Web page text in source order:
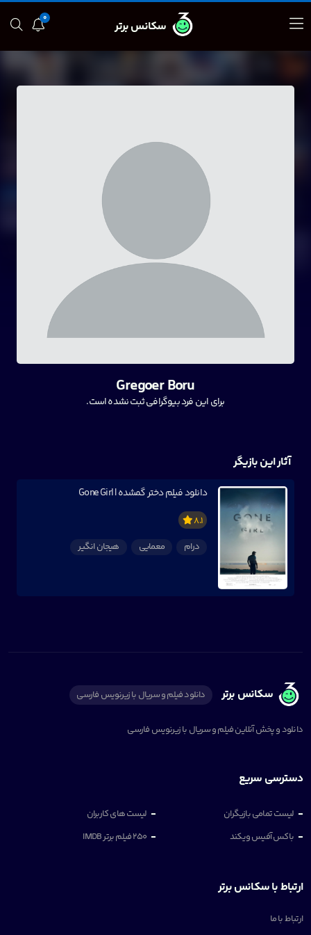
0
سکانس برتر
Gregoer Boru
برای این فرد بیوگرافی ثبت نشده است.
آثار این بازیگر
دانلود فیلم دختر گمشده | Gone Girl
8.1
درام
معمایی هیجان انگیر
سکانس برتر دانلود فیلم و سریال با زیرنویس فارسی
دانلود و پخش آنلاین فیلم و سریال با زیرنویس فارسی
دسترسی سریع
لیست تمامی بازیگران
لیست های کاربران
باکس آفیس ویکند
250 فیلم برتر IMDB
ارتباط با سکانس برتر
ارتباط با ما